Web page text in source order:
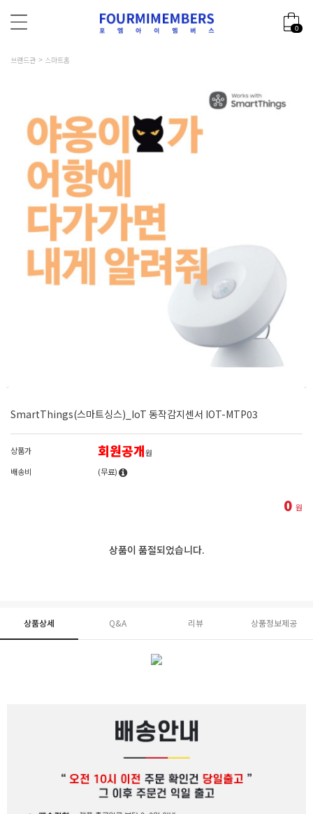
0
브랜드관 스마트홈
SmartThings(스마트싱스)_IoT 동작감지센서 IOT-MTP03
상품가 회원공개원
배송비
(무료)
0 원
상품이 품절되었습니다.
상품상세 Q&A 리뷰 상품정보제공